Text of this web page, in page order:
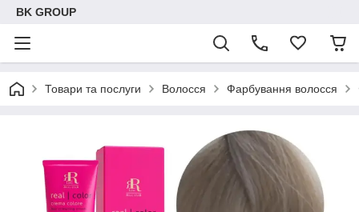
BK GROUP
Товари та послуги Волосся Фарбування волосся